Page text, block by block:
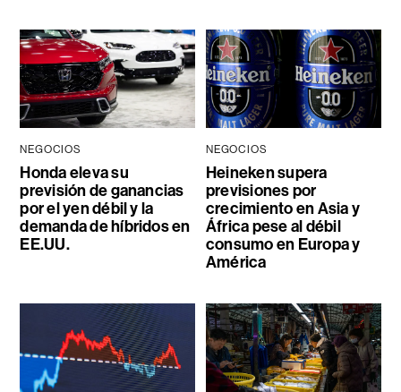
NEGOCIOS
Honda eleva su
previsión de ganancias
por el yen débil y la
demanda de híbridos en
EE.UU.
NEGOCIOS
Heineken supera
previsiones por
crecimiento en Asia y
África pese al débil
consumo en Europa y
América